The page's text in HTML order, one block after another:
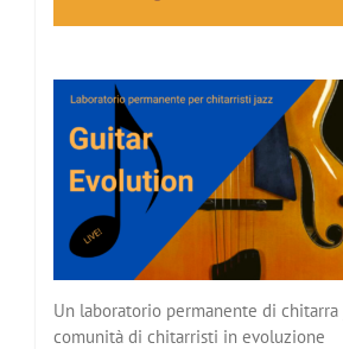
Un laboratorio permanente di chitarra
comunità di chitarristi in evoluzione